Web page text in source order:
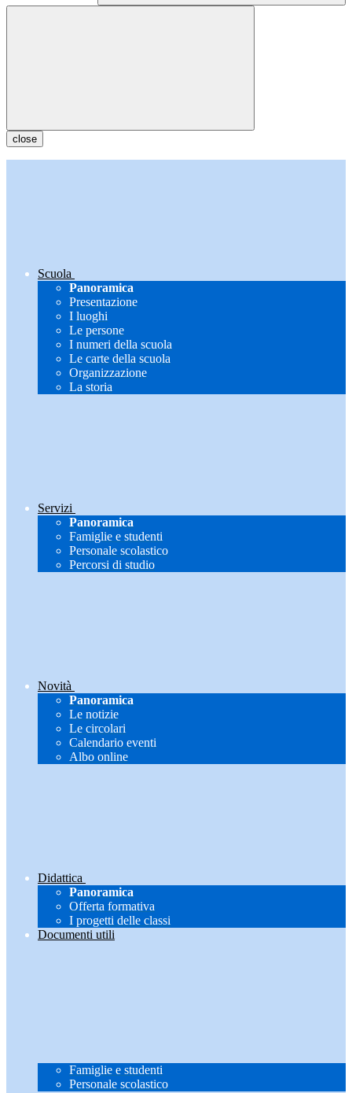
close
Scuola
Panoramica
Presentazione
I luoghi
Le persone
I numeri della scuola
Le carte della scuola
Organizzazione
La storia
Servizi
Panoramica
Famiglie e studenti
Personale scolastico
Percorsi di studio
Novità
Panoramica
Le notizie
Le circolari
Calendario eventi
Albo online
Didattica
Panoramica
Offerta formativa
I progetti delle classi
Documenti utili
Famiglie e studenti
Personale scolastico